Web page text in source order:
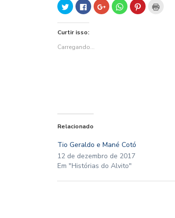
Clique
para
compartilhar
no
em
janela)
Clique
para
compartilhar
no
em
janela)
Compartilhe
no
Google+
Clique
para
compartilhar
Clique
para
Curtir isso:
Carregando...
Relacionado
Tio Geraldo e Mané Cotó
12 de dezembro de 2017
Em "Histórias do Alvito"